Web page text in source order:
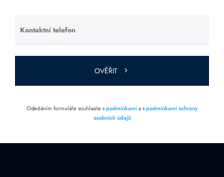
Kontaktní telefon
Ponechte
toto pole
prázdné.
OVĚŘIT
Odesláním formuláře souhlasíte spodmínkamia spodmínkami ochrany
osobních údajů